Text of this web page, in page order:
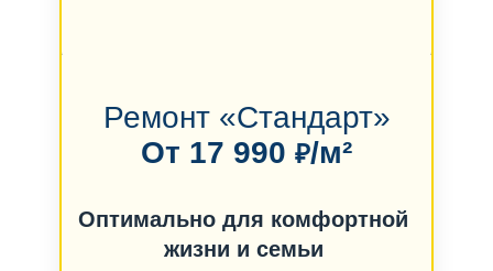
Ремонт «Стандарт»
От 17 990 ₽/м²
Оптимально для комфортной
жизни и семьи